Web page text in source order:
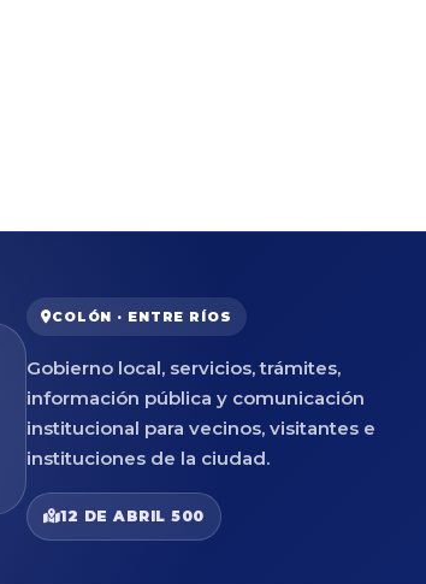
COLÓN · ENTRE RÍOS
Gobierno local, servicios, trámites,
información pública y comunicación
institucional para vecinos, visitantes e
instituciones de la ciudad.
12 DE ABRIL 500